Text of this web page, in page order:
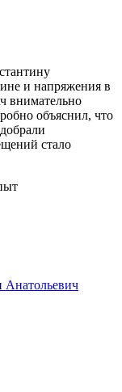
и напряжения в
внимательно
объяснил, что
стало
Анатольевич